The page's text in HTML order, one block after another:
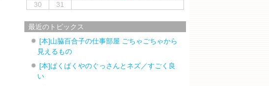
30
31
最近のトピックス
[本]山脇百合子の仕事部屋 ごちゃごちゃから
見えるもの
[本]ぱくぱくやのぐっさんとネズ／すごく良
い